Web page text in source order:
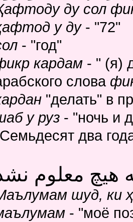
ду сол
у ду- "72"
- "год"
кардам - " (я)
слова
"делать" в
у руз - "ночь и
два
هیچ معلوم
шуд, ки
- "моё